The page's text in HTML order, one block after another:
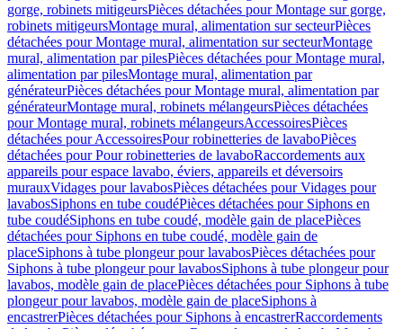
gorge, robinets mitigeursPièces détachées pour Montage sur gorge,
robinets mitigeursMontage mural, alimentation sur secteurPièces
détachées pour Montage mural, alimentation sur secteurMontage
mural, alimentation par pilesPièces détachées pour Montage mural,
alimentation par pilesMontage mural, alimentation par
générateurPièces détachées pour Montage mural, alimentation par
générateurMontage mural, robinets mélangeursPièces détachées
pour Montage mural, robinets mélangeursAccessoiresPièces
détachées pour AccessoiresPour robinetteries de lavaboPièces
détachées pour Pour robinetteries de lavaboRaccordements aux
appareils pour espace lavabo, éviers, appareils et déversoirs
murauxVidages pour lavabosPièces détachées pour Vidages pour
lavabosSiphons en tube coudéPièces détachées pour Siphons en
tube coudéSiphons en tube coudé, modèle gain de placePièces
détachées pour Siphons en tube coudé, modèle gain de
placeSiphons à tube plongeur pour lavabosPièces détachées pour
Siphons à tube plongeur pour lavabosSiphons à tube plongeur pour
lavabos, modèle gain de placePièces détachées pour Siphons à tube
plongeur pour lavabos, modèle gain de placeSiphons à
encastrerPièces détachées pour Siphons à encastrerRaccordements